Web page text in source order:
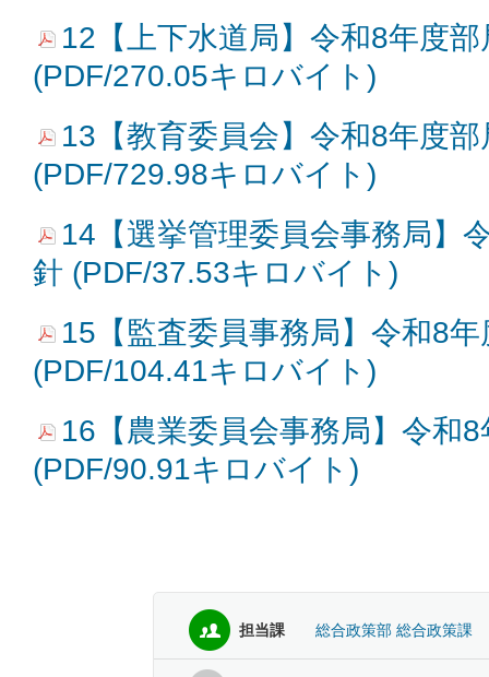
12【上下水道局】令和8年度
(PDF/270.05キロバイト)
13【教育委員会】令和8年度
(PDF/729.98キロバイト)
14【選挙管理委員会事務局】
針 (PDF/37.53キロバイト)
15【監査委員事務局】令和8
(PDF/104.41キロバイト)
16【農業委員会事務局】令和
(PDF/90.91キロバイト)
担当課 総合政策部 総合政策課